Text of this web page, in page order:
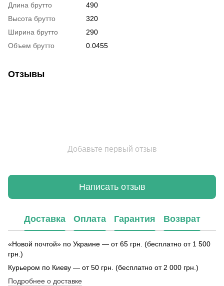
Длина брутто
490
Высота брутто
320
Ширина брутто
290
Объем брутто
0.0455
Отзывы
Добавьте первый отзыв
Написать отзыв
Доставка Оплата Гарантия Возврат
«Новой почтой» по Украине — от 65 грн. (бесплатно от 1 500
грн.)
Курьером по Киеву — от 50 грн. (бесплатно от 2 000 грн.)
Подробнее о доставке